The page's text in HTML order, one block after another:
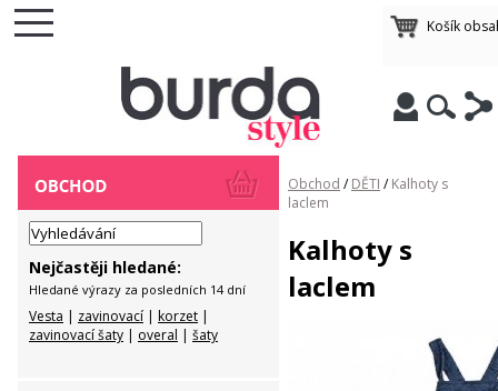
Košík
Nejčastěji hledané:
Hledané výrazy za posledních 14 dní
Vesta | zavinovací | korzet |
zavinovací šaty | overal | šaty
Obchod / DĚTI / Kalhoty s
laclem
Kalhoty s
laclem